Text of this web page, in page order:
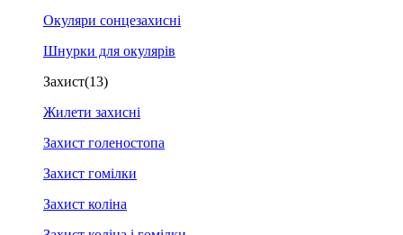
Окуляри сонцезахисні
Шнурки для окулярів
Захист(13)
Жилети захисні
Захист голеностопа
Захист гомілки
Захист коліна